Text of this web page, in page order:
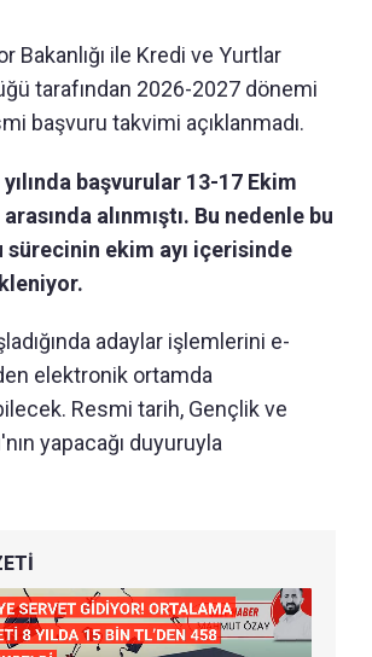
Bakanlığı ile Kredi ve Yurtlar
tarafından 2026-2027 dönemi
başvuru takvimi açıklanmadı.
başvurular 13-17 Ekim
alınmıştı. Bu nedenle bu
sürecinin ekim ayı içerisinde
adaylar işlemlerini e-
elektronik ortamda
Resmi tarih, Gençlik ve
yapacağı duyuruyla